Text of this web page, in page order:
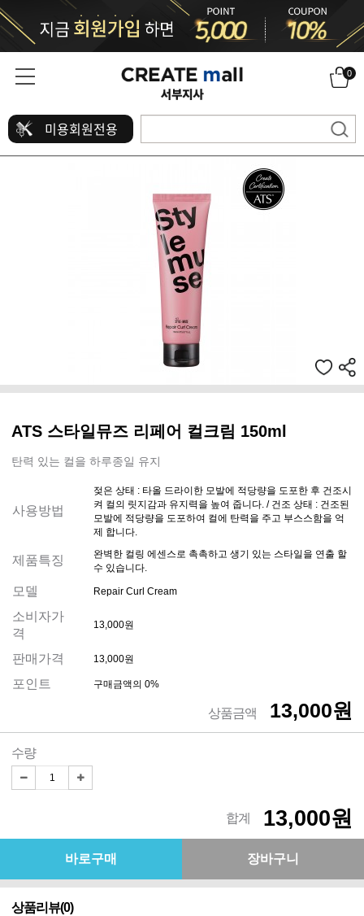
0
미용회원전용
ATS 스타일뮤즈 리페어 컬크림 150ml
탄력 있는 컬을 하루종일 유지
사용방법
젖은 상태 : 타올 드라이한 모발에 적당량을 도포한 후 건조시
켜 컬의 릿지감과 유지력을 높여 줍니다. / 건조 상태 : 건조된
모발에 적당량을 도포하여 컬에 탄력을 주고 부스스함을 억
제 합니다.
제품특징
완벽한 컬링 에센스로 촉촉하고 생기 있는 스타일을 연출 할
수 있습니다.
모델 Repair Curl Cream
소비자가
격
13,000원
판매가격 13,000원
포인트 구매금액의 0%
상품금액 13,000원
수량
13,000원
합계
상품리뷰(0)